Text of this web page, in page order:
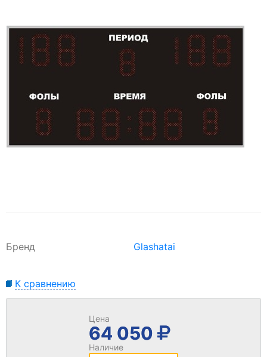
Бренд Glashatai
К сравнению
Цена
64 050
Наличие